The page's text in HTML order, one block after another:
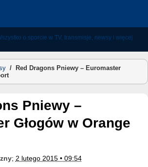
/
Red Dragons Pniewy – Euromaster
Głogów w Orange
; 2 lutego 2015 • 09:54